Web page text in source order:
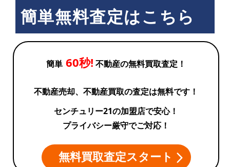
簡単無料査定はこちら
簡単 60秒! 不動産の無料買取査定！
不動産売却、不動産買取の査定は無料です！
センチュリー21の加盟店で安心！
プライバシー厳守でご対応！
無料買取査定スタート